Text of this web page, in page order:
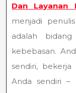
Dan Layanan
menjadi
adalah
kebebasan.
sendiri,
Anda sendiri –